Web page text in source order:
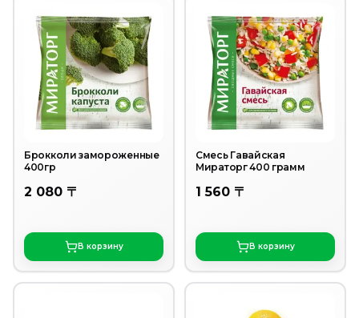
Брокколи замороженные
400гр
2 080 〒
В корзину
Смесь Гавайская
Мираторг 400 грамм
1 560 〒
В корзину